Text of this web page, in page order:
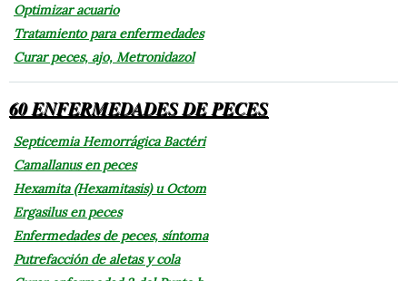
Optimizar acuario
Tratamiento para enfermedades
Curar peces, ajo, Metronidazol
60 ENFERMEDADES DE PECES
Septicemia Hemorrágica Bactéri
Camallanus en peces
Hexamita (Hexamitasis) u Octom
Ergasilus en peces
Enfermedades de peces, síntoma
Putrefacción de aletas y cola